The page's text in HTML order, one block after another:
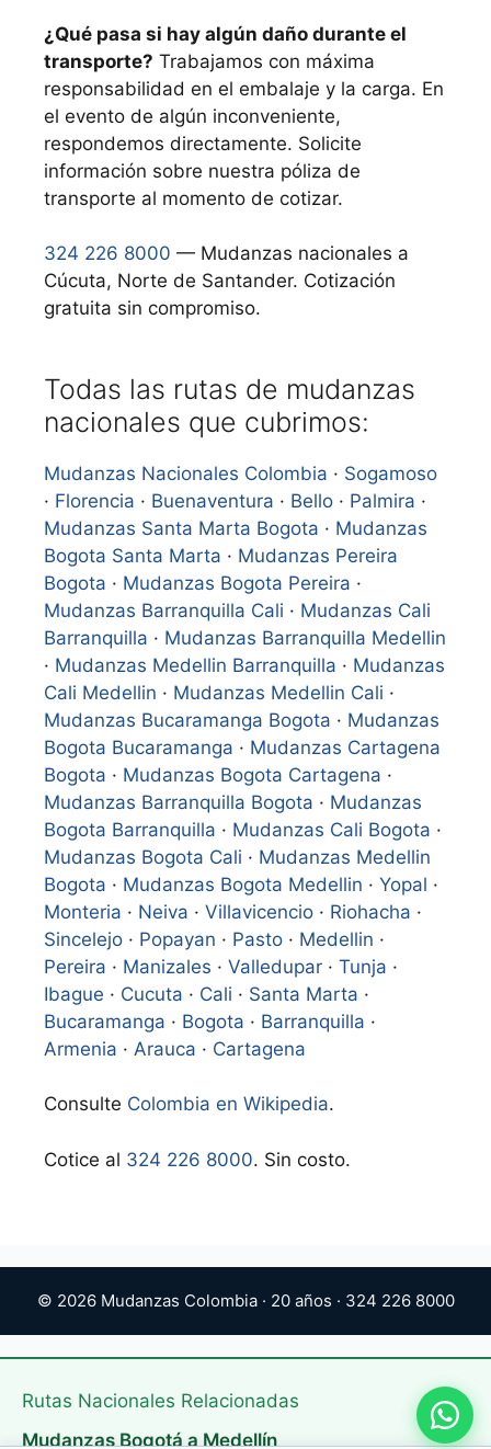
¿Qué pasa si hay algún daño durante el
transporte? Trabajamos con máxima
responsabilidad en el embalaje y la carga. En
el evento de algún inconveniente,
respondemos directamente. Solicite
información sobre nuestra póliza de
transporte al momento de cotizar.
324 226 8000 — Mudanzas nacionales a
Cúcuta, Norte de Santander. Cotización
gratuita sin compromiso.
Todas las rutas de mudanzas
nacionales que cubrimos:
Mudanzas Nacionales Colombia · Sogamoso
· Florencia · Buenaventura · Bello · Palmira ·
Mudanzas Santa Marta Bogota · Mudanzas
Bogota Santa Marta · Mudanzas Pereira
Bogota · Mudanzas Bogota Pereira ·
Mudanzas Barranquilla Cali · Mudanzas Cali
Barranquilla · Mudanzas Barranquilla Medellin
· Mudanzas Medellin Barranquilla · Mudanzas
Cali Medellin · Mudanzas Medellin Cali ·
Mudanzas Bucaramanga Bogota · Mudanzas
Bogota Bucaramanga · Mudanzas Cartagena
Bogota · Mudanzas Bogota Cartagena ·
Mudanzas Barranquilla Bogota · Mudanzas
Bogota Barranquilla · Mudanzas Cali Bogota ·
Mudanzas Bogota Cali · Mudanzas Medellin
Bogota · Mudanzas Bogota Medellin · Yopal ·
Monteria · Neiva · Villavicencio · Riohacha ·
Sincelejo · Popayan · Pasto · Medellin ·
Pereira · Manizales · Valledupar · Tunja ·
Ibague · Cucuta · Cali · Santa Marta ·
Bucaramanga · Bogota · Barranquilla ·
Armenia · Arauca · Cartagena
Consulte Colombia en Wikipedia.
Cotice al 324 226 8000. Sin costo.
© 2026 Mudanzas Colombia · 20 años · 324 226 8000
Rutas Nacionales Relacionadas
Mudanzas Bogotá a Medellín